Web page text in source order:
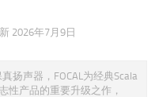
2026年7月9日
扬声器，FOCAL为经典Scala
性产品的重要升级之作，